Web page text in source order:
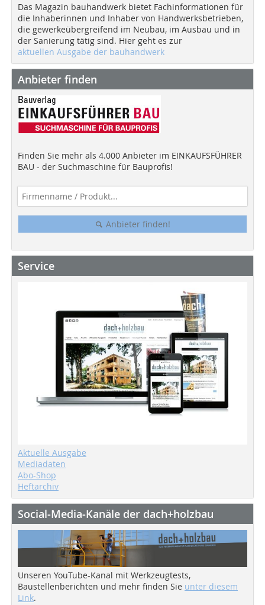
Das Magazin bauhandwerk bietet Fachinformationen für
die Inhaberinnen und Inhaber von Handwerksbetrieben,
die gewerkeübergreifend im Neubau, im Ausbau und in
der Sanierung tätig sind. Hier geht es zur
aktuellen Ausgabe der bauhandwerk
Anbieter finden
Finden Sie mehr als 4.000 Anbieter im EINKAUFSFÜHRER
BAU - der Suchmaschine für Bauprofis!
Anbieter finden!
Service
Aktuelle Ausgabe
Mediadaten
Abo-Shop
Heftarchiv
Social-Media-Kanäle der dach+holzbau
Unseren YouTube-Kanal mit Werkzeugtests,
Baustellenberichten und mehr finden Sie unter diesem
Link.